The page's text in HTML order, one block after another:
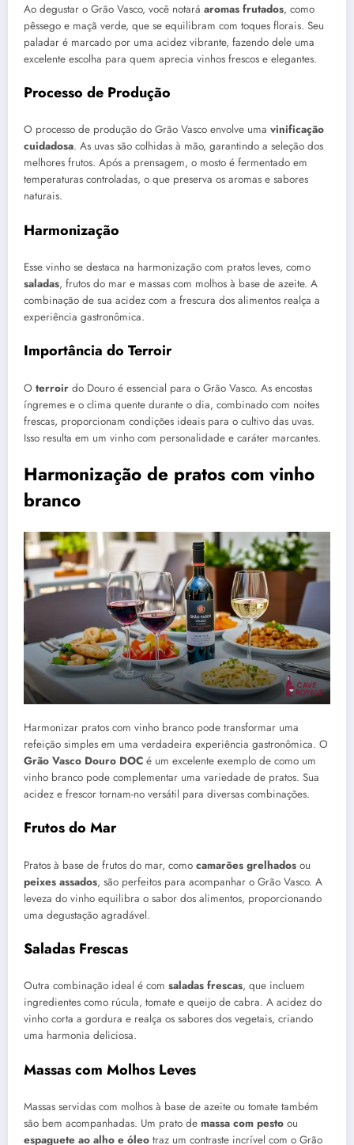
Ao degustar o Grão Vasco, você notará aromas frutados, como
pêssego e maçã verde, que se equilibram com toques florais. Seu
paladar é marcado por uma acidez vibrante, fazendo dele uma
excelente escolha para quem aprecia vinhos frescos e elegantes.
Processo de Produção
O processo de produção do Grão Vasco envolve uma vinificação
cuidadosa. As uvas são colhidas à mão, garantindo a seleção dos
melhores frutos. Após a prensagem, o mosto é fermentado em
temperaturas controladas, o que preserva os aromas e sabores
naturais.
Harmonização
Esse vinho se destaca na harmonização com pratos leves, como
saladas, frutos do mar e massas com molhos à base de azeite. A
combinação de sua acidez com a frescura dos alimentos realça a
experiência gastronômica.
Importância do Terroir
O terroir do Douro é essencial para o Grão Vasco. As encostas
íngremes e o clima quente durante o dia, combinado com noites
frescas, proporcionam condições ideais para o cultivo das uvas.
Isso resulta em um vinho com personalidade e caráter marcantes.
Harmonização de pratos com vinho
branco
Harmonizar pratos com vinho branco pode transformar uma
refeição simples em uma verdadeira experiência gastronômica. O
Grão Vasco Douro DOC é um excelente exemplo de como um
vinho branco pode complementar uma variedade de pratos. Sua
acidez e frescor tornam-no versátil para diversas combinações.
Frutos do Mar
Pratos à base de frutos do mar, como camarões grelhados ou
peixes assados, são perfeitos para acompanhar o Grão Vasco. A
leveza do vinho equilibra o sabor dos alimentos, proporcionando
uma degustação agradável.
Saladas Frescas
Outra combinação ideal é com saladas frescas, que incluem
ingredientes como rúcula, tomate e queijo de cabra. A acidez do
vinho corta a gordura e realça os sabores dos vegetais, criando
uma harmonia deliciosa.
Massas com Molhos Leves
Massas servidas com molhos à base de azeite ou tomate também
são bem acompanhadas. Um prato de massa com pesto ou
espaguete ao alho e óleo traz um contraste incrível com o Grão